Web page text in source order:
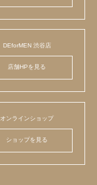
DEforMEN 渋谷店
店舗HPを見る
オンラインショップ
ショップを見る